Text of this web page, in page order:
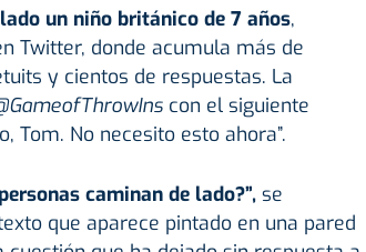
un niño británico de 7 años,
Twitter, donde acumula más de
y cientos de respuestas. La
con el siguiente
Tom. No necesito esto ahora”.
caminan de lado?”,se
que aparece pintado en una pared